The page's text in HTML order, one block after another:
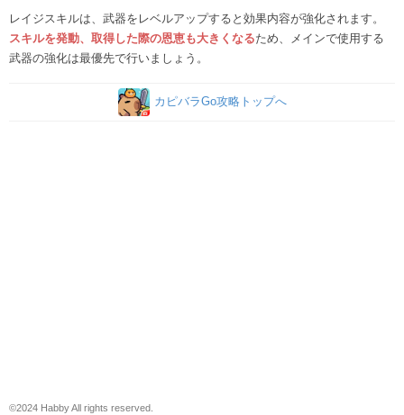
レイジスキルは、武器をレベルアップすると効果内容が強化されます。
スキルを発動、取得した際の恩恵も大きくなるため、メインで使用する
武器の強化は最優先で行いましょう。
カピバラGo攻略トップへ
©2024 Habby All rights reserved.